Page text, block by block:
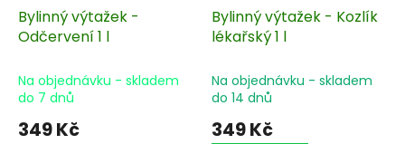
Bylinný výtažek -
Odčervení 1 l
Na objednávku - skladem
do 7 dnů
349 Kč
Bylinný výtažek - Kozlík
lékařský 1 l
Na objednávku - skladem
do 14 dnů
349 Kč